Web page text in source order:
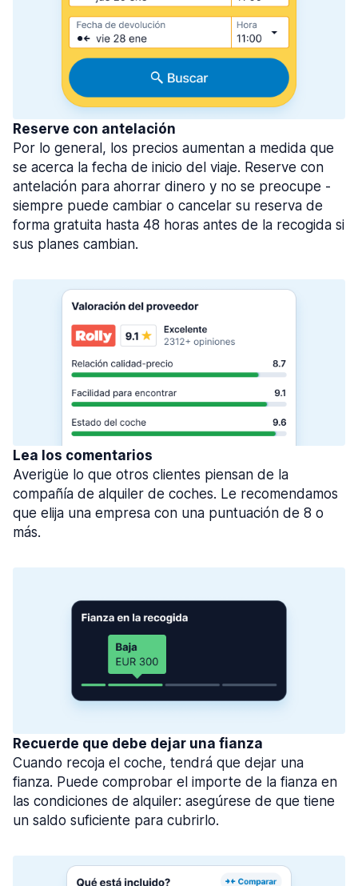
Reserve con antelación
Por lo general, los precios aumentan a medida que
se acerca la fecha de inicio del viaje. Reserve con
antelación para ahorrar dinero y no se preocupe -
siempre puede cambiar o cancelar su reserva de
forma gratuita hasta 48 horas antes de la recogida si
sus planes cambian.
Lea los comentarios
Averigüe lo que otros clientes piensan de la
compañía de alquiler de coches. Le recomendamos
que elija una empresa con una puntuación de 8 o
más.
Recuerde que debe dejar una fianza
Cuando recoja el coche, tendrá que dejar una
fianza. Puede comprobar el importe de la fianza en
las condiciones de alquiler: asegúrese de que tiene
un saldo suficiente para cubrirlo.